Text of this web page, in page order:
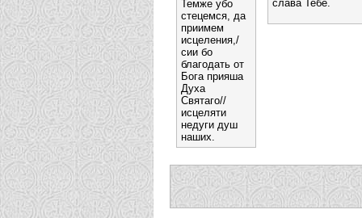
Темже убо
стецемся, да
приимем
исцеления,/
сии бо
благодать от
Бога прияша
Духа
Святаго//
исцеляти
недуги душ
наших.
слава Тебе.